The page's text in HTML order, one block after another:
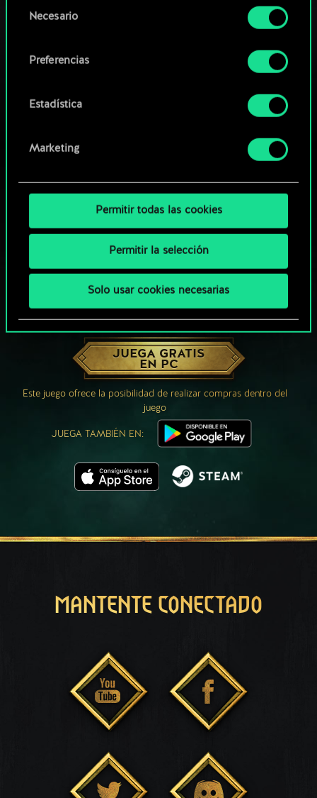
Encontrarás todos los detalles sobre nuestro uso
preferencias al respecto en el menú «Ajustes» de
deNecesario
Preferencias
Estadística
Marketing
Permitir todas las cookies
Permitir la selección
Solo usar cookies necesarias
comentarios (0)
¿QUÉ TAL UNA PARTIDA DE GWENT?
JUEGA GRATIS
EN PC
Este juego ofrece la posibilidad de realizar compras dentro del
juego
JUEGA TAMBIÉN EN:
MANTENTE CONECTADO